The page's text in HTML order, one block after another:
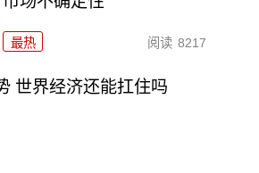
最热 阅读 8217
世界经济还能扛住吗